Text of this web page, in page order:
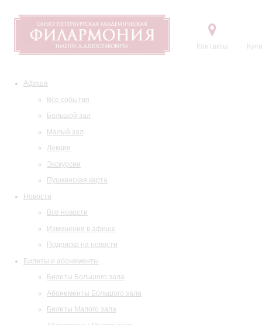
Контакты
Афиша
Все события
Большой зал
Малый зал
Лекции
Экскурсии
Пушкинская карта
Новости
Все новости
Изменения в афише
Подписка на новости
Билеты и абонементы
Билеты Большого зала
Абонементы Большого зала
Билеты Малого зала